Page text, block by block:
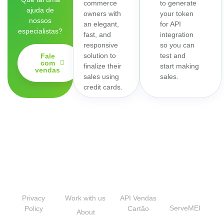
ajuda de
nossos
especialistas?
Fale
com
vendas
commerce
owners with
an elegant,
fast, and
responsive
solution to
finalize their
sales using
credit cards.
to generate
your token
for API
integration
so you can
test and
start making
sales.
Privacy
Policy
Work with us
About
API Vendas
Cartão
ServeMEI